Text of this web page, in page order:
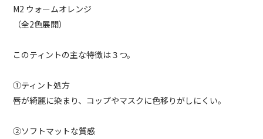
M2 ウォームオレンジ
（全2色展開）
このティントの主な特徴は３つ。
①ティント処方
唇が綺麗に染まり、コップやマスクに色移りがしにくい。
②ソフトマットな質感